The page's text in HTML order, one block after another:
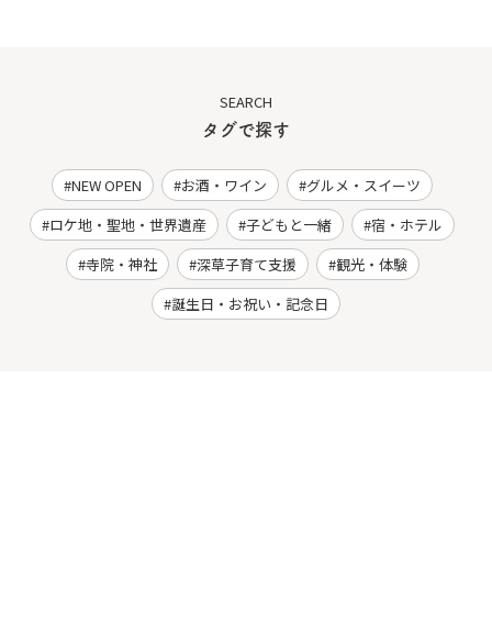
SEARCH
タグで探す
NEW OPEN お酒・ワイン
グルメ・スイーツ
ロケ地・聖地・世界遺産
子どもと一緒
宿・ホテル
寺院・神社
深草子育て支援
観光・体験
誕生日・お祝い・記念日